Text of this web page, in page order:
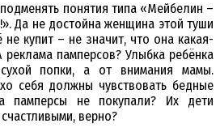
понятия типа «Мейбелин –
Да не достойна женщина этой туши
купит – не значит, что она какая-
реклама памперсов? Улыбка ребёнка
попки, а от внимания мамы.
себя должны чувствовать бедные
памперсы не покупали? Их дети
верно?